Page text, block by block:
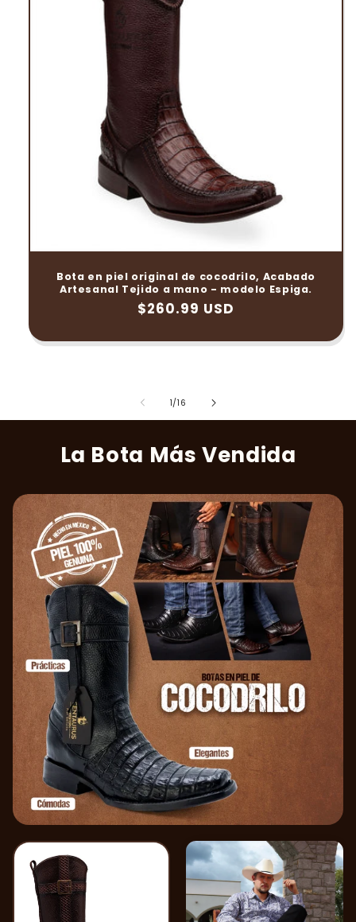
Bota en piel original de cocodrilo, Acabado
Artesanal Tejido a mano - modelo Espiga.
Precio
$260.99 USD
1/de
16
La Bota Más Vendida